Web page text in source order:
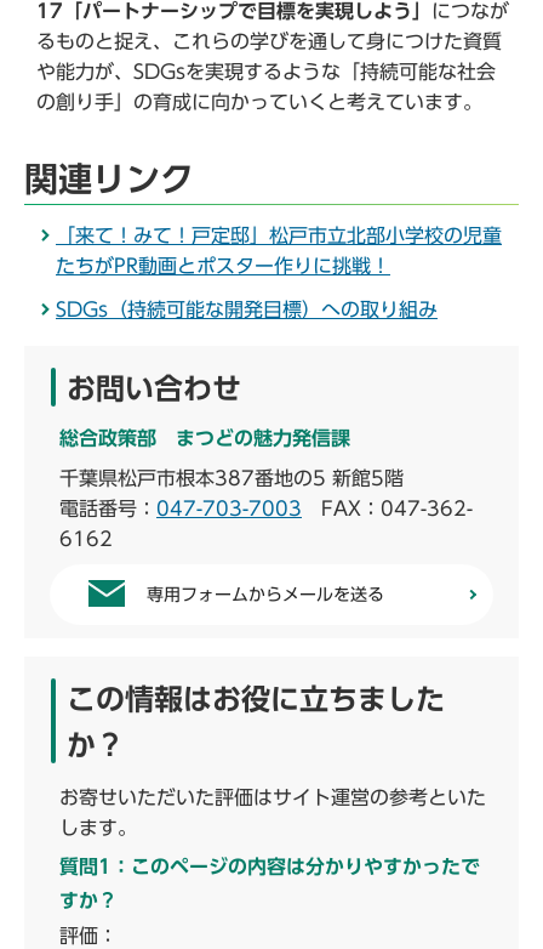
17「パートナーシップで目標を実現しよう」
につなが
るものと捉え、これらの学びを通して身につけた資質
や能力が、SDGsを実現するような「持続可能な社会
の創り手」の育成に向かっていくと考えています。
関連リンク
「来て！みて！戸定邸」松戸市立北部小学校の児童
たちがPR動画とポスター作りに挑戦！
SDGs（持続可能な開発目標）への取り組み
お問い合わせ
総合政策部 まつどの魅力発信課
千葉県松戸市根本387番地の5 新館5階
電話番号： 047-703-7003 FAX：047-362-
6162
専用フォームからメールを送る
この情報はお役に立ちました
か？
お寄せいただいた評価はサイト運営の参考といた
します。
質問1：このページの内容は分かりやすかったで
すか？
評価：